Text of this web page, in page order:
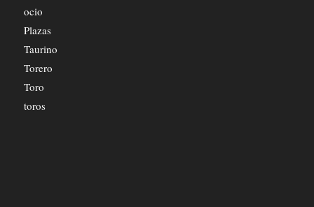
ocio
Plazas
Taurino
Torero
Toro
toros